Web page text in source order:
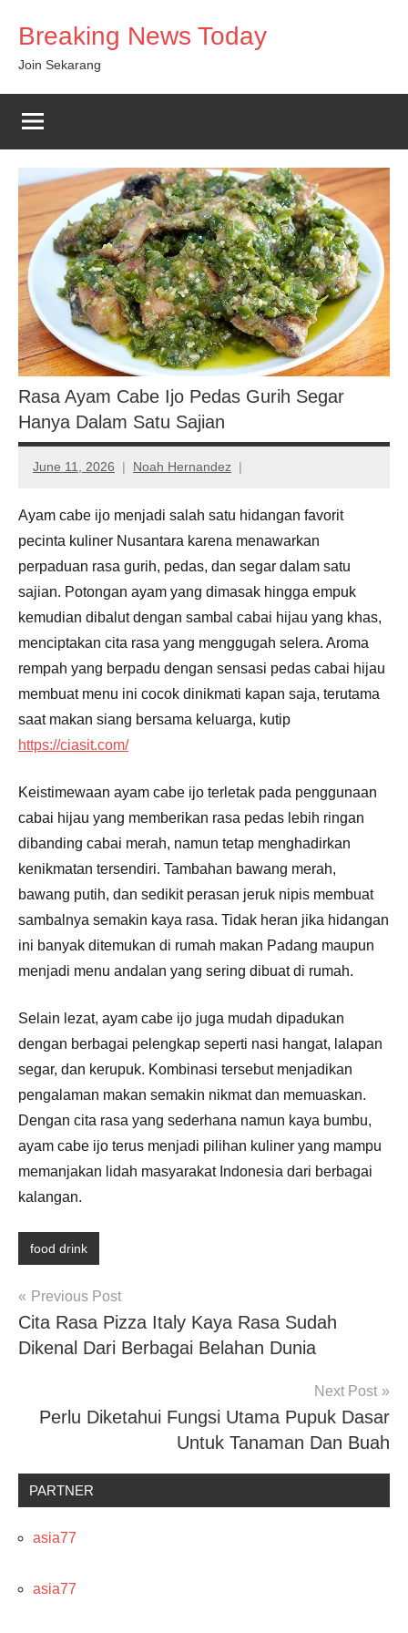
content
Breaking News Today
Join Sekarang
Rasa Ayam Cabe Ijo Pedas Gurih Segar
Hanya Dalam Satu Sajian
June 11, 2026 Noah Hernandez
Ayam cabe ijo menjadi salah satu hidangan favorit
pecinta kuliner Nusantara karena menawarkan
perpaduan rasa gurih, pedas, dan segar dalam satu
sajian. Potongan ayam yang dimasak hingga empuk
kemudian dibalut dengan sambal cabai hijau yang khas,
menciptakan cita rasa yang menggugah selera. Aroma
rempah yang berpadu dengan sensasi pedas cabai hijau
membuat menu ini cocok dinikmati kapan saja, terutama
saat makan siang bersama keluarga, kutip
https://ciasit.com/
Keistimewaan ayam cabe ijo terletak pada penggunaan
cabai hijau yang memberikan rasa pedas lebih ringan
dibanding cabai merah, namun tetap menghadirkan
kenikmatan tersendiri. Tambahan bawang merah,
bawang putih, dan sedikit perasan jeruk nipis membuat
sambalnya semakin kaya rasa. Tidak heran jika hidangan
ini banyak ditemukan di rumah makan Padang maupun
menjadi menu andalan yang sering dibuat di rumah.
Selain lezat, ayam cabe ijo juga mudah dipadukan
dengan berbagai pelengkap seperti nasi hangat, lalapan
segar, dan kerupuk. Kombinasi tersebut menjadikan
pengalaman makan semakin nikmat dan memuaskan.
Dengan cita rasa yang sederhana namun kaya bumbu,
ayam cabe ijo terus menjadi pilihan kuliner yang mampu
memanjakan lidah masyarakat Indonesia dari berbagai
kalangan.
food drink
Post
navigation
Previous Post
Cita Rasa Pizza Italy Kaya Rasa Sudah
Dikenal Dari Berbagai Belahan Dunia
Next Post
Perlu Diketahui Fungsi Utama Pupuk Dasar
Untuk Tanaman Dan Buah
PARTNER
asia77
asia77